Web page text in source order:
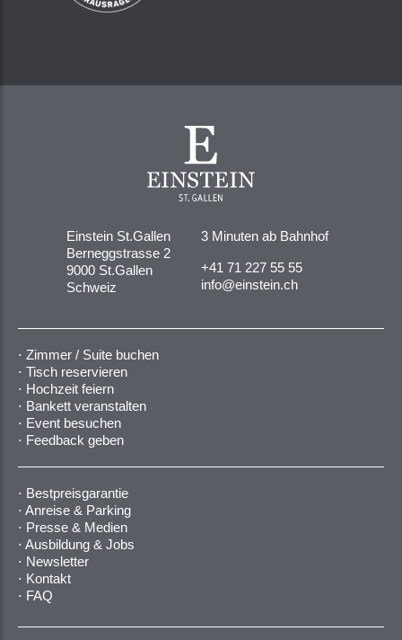
Einstein St.Gallen
Berneggstrasse 2
9000 St.Gallen
Schweiz
3 Minuten ab Bahnhof
+41 71 227 55 55
info@einstein.ch
Zimmer / Suite buchen
Tisch reservieren
Hochzeit feiern
Bankett veranstalten
Event besuchen
Feedback geben
Bestpreisgarantie
Anreise & Parking
Presse & Medien
Ausbildung & Jobs
Newsletter
Kontakt
FAQ